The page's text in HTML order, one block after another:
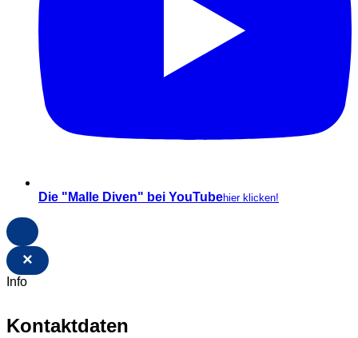
Die "Malle Diven" bei YouTubehier klicken!
×
Info
Kontaktdaten